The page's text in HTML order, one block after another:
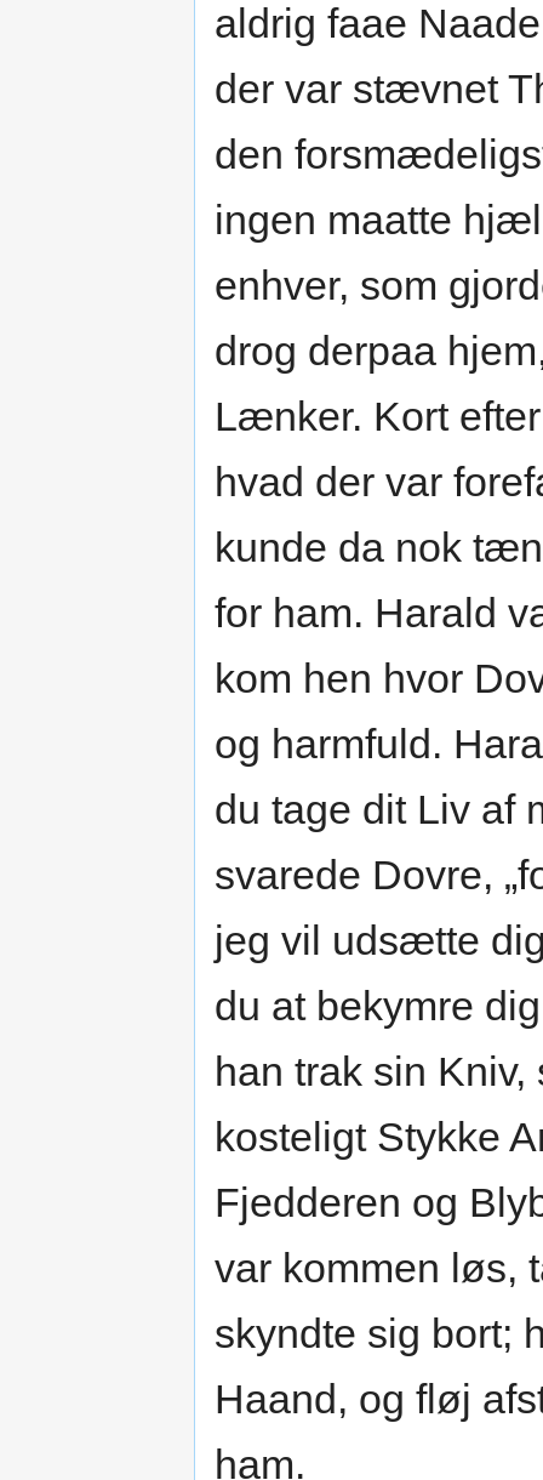
aldrig faae
der var stævnet
den
ingen maatte
enhver, som
drog derpaa
Lænker. Kort
hvad der var
kunde da nok
for ham. Harald
kom hen hvor
og harmfuld.
du tage dit Liv af
svarede Dovre,
jeg vil udsætte
du at bekymre
han trak sin
kosteligt Stykke
Fjedderen og
var kommen løs,
skyndte sig bort;
Haand, og fløj
ham.